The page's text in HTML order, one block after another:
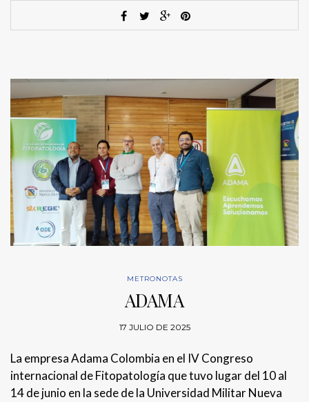
METRONOTAS
ADAMA
17 JULIO DE 2025
La empresa Adama Colombia en el IV Congreso
internacional de Fitopatología que tuvo lugar del 10 al
14 de junio en la sede de la Universidad Militar Nueva